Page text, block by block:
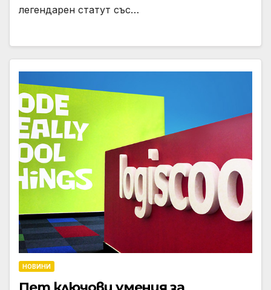
легендарен статут със…
НОВИНИ